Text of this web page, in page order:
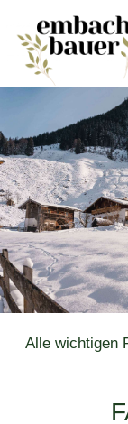
Alle wichtigen